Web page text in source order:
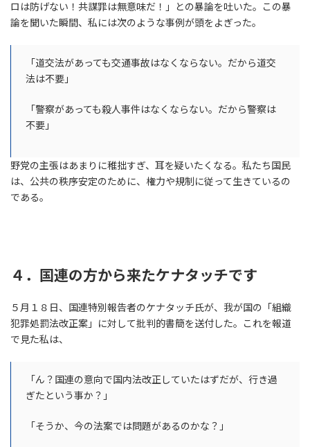
ロは防げない！共謀罪は無意味だ！」との暴論を吐いた。この暴
論を聞いた瞬間、私には次のような事例が頭をよぎった。
「道交法があっても交通事故はなくならない。だから道交
法は不要」
「警察があっても殺人事件はなくならない。だから警察は
不要」
野党の主張はあまりに稚拙すぎ、耳を疑いたくなる。私たち国民
は、公共の秩序安定のために、権力や規制に従って生きているの
である。
４．国連の方から来たケナタッチです
５月１８日、国連特別報告者のケナタッチ氏が、我が国の「組織
犯罪処罰法改正案」に対して批判的書簡を送付した。これを報道
で見た私は、
「ん？国連の意向で国内法改正していたはずだが、行き過
ぎたという事か？」
「そうか、今の法案では問題があるのかな？」